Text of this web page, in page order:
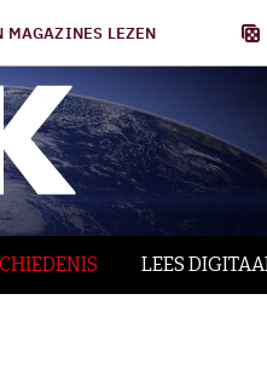
MAGAZINES LEZEN
LEES